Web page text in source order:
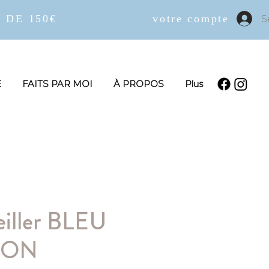
DE 150€ votre compte
FAITS PAR MOI À PROPOS Plus
BLEU